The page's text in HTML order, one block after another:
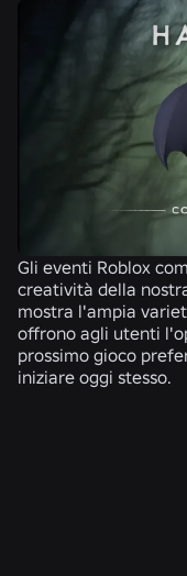
Gli eventi Roblox
creatività della
mostra l'ampia
offrono agli utenti
prossimo gioco
iniziare oggi stesso.